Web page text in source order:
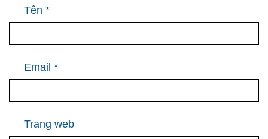
Tên *
Email *
Trang web